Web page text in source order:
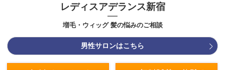
レディスアデランス新宿
増毛・ウィッグ 髪の悩みのご相談
男性サロンはこちら